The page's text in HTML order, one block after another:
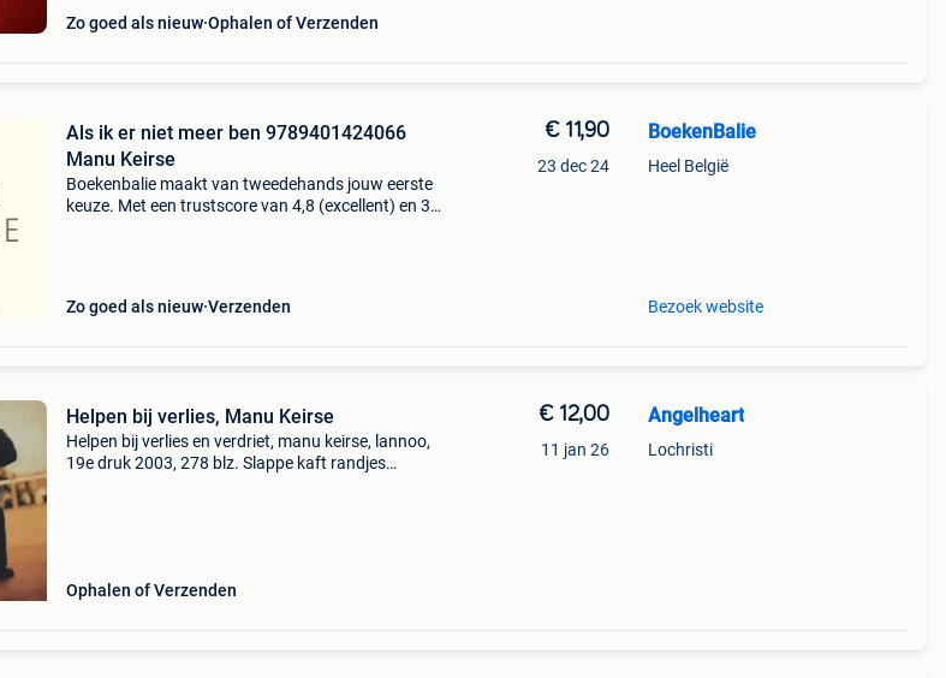
Zo goed als nieuw Ophalen of Verzenden
Als ik er niet meer ben 9789401424066
Manu Keirse
Boekenbalie maakt van tweedehands jouw eerste
keuze. Met een trustscore van 4,8 (excellent) en 30
Zo goed als nieuw Verzenden
€ 11,90
23 dec 24
BoekenBalie
Heel België
Bezoek website
Helpen bij verlies, Manu Keirse
Helpen bij verlies en verdriet, manu keirse, lannoo,
19e druk 2003, 278 blz. Slappe kaft randjes
Ophalen of Verzenden
€ 12,00
11 jan 26
Angelheart
Lochristi